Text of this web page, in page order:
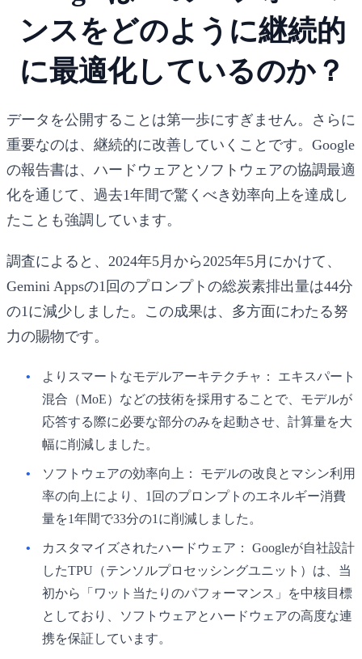
ンスをどのように継続的
に最適化しているのか？
データを公開することは第一歩にすぎません。さらに
重要なのは、継続的に改善していくことです。Google
の報告書は、ハードウェアとソフトウェアの協調最適
化を通じて、過去1年間で驚くべき効率向上を達成し
たことも強調しています。
調査によると、2024年5月から2025年5月にかけて、
Gemini Appsの1回のプロンプトの総炭素排出量は44分
の1に減少 しました。この成果は、多方面にわたる努
力の賜物です。
よりスマートなモデルアーキテクチャ：
エキスパート
混合（MoE）などの技術を採用することで、モデルが
応答する際に必要な部分のみを起動させ、計算量を大
幅に削減しました。
ソフトウェアの効率向上：
モデルの改良とマシン利用
率の向上により、1回のプロンプトのエネルギー消費
量を1年間で33分の1に削減しました。
カスタマイズされたハードウェア：
Googleが自社設計
したTPU（テンソルプロセッシングユニット）は、当
初から「ワット当たりのパフォーマンス」を中核目標
としており、ソフトウェアとハードウェアの高度な連
携を保証しています。